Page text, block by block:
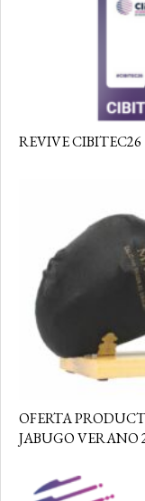
REVIVE CIBITEC26
OFERTA
JABUGO VERANO